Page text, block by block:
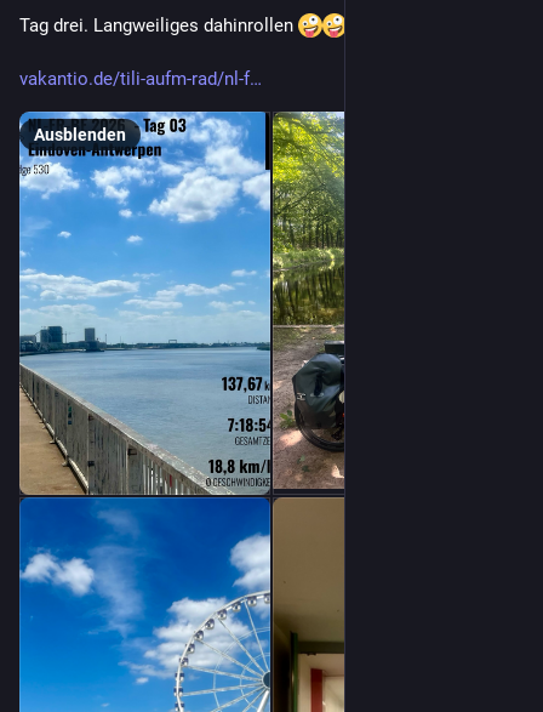
Tag drei. Langweiliges dahinrollen
vakantio.de/tili-aufm-rad/nl-f
Ausblenden